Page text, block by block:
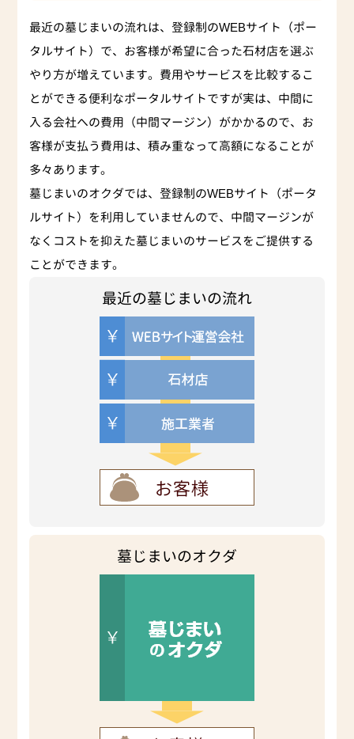
最近の墓じまいの流れは、登録制のWEBサイト（ポー
タルサイト）で、お客様が希望に合った石材店を選ぶ
やり方が増えています。費用やサービスを比較するこ
とができる便利なポータルサイトですが実は、中間に
入る会社への費用（中間マージン）がかかるので、お
客様が支払う費用は、積み重なって高額になることが
多々あります。
墓じまいのオクダでは、登録制のWEBサイト（ポータ
ルサイト）を利用していませんので、中間マージンが
なくコストを抑えた墓じまいのサービスをご提供する
ことができます。
最近の墓じまいの流れ
墓じまいのオクダ